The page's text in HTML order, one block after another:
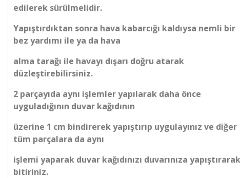
edilerek sürülmelidir.
Yapıştırdıktan sonra hava kabarcığı kaldıysa nemli bir
bez yardımı ile ya da hava
alma tarağı ile havayı dışarı doğru atarak
düzleştirebilirsiniz.
2 parçayıda aynı işlemler yapılarak daha önce
uyguladığının duvar kağıdının
üzerine 1 cm bindirerek yapıştırıp uygulayınız ve diğer
tüm parçalara da aynı
işlemi yaparak duvar kağıdınızı duvarınıza yapıştırarak
bitiriniz.